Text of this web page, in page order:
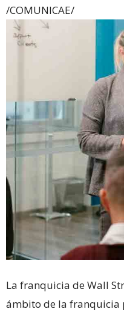
/COMUNICAE/
La franquicia de Wall
ámbito de la franquicia